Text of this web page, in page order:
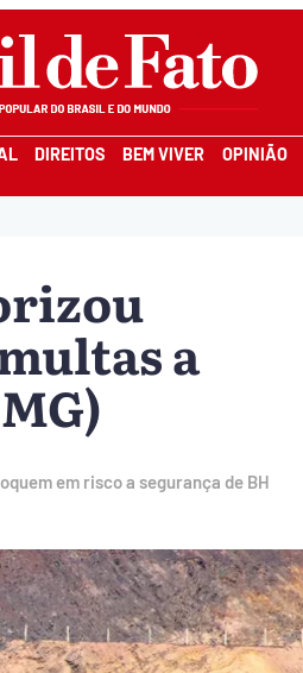
DIREITOS BEM VIVER OPINIÃO
a
em risco a segurança de BH